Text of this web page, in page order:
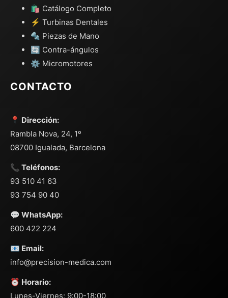
🛍️ Catálogo Completo
⚡ Turbinas Dentales
🔩 Piezas de Mano
🔄 Contra-ángulos
⚙️ Micromotores
CONTACTO
📍 Dirección:
Rambla Nova, 24, 1º
08700 Igualada, Barcelona
📞 Teléfonos:
93 510 41 63
93 754 90 40
💬 WhatsApp:
600 422 224
📧 Email:
info@precision-medica.com
⏰ Horario:
Lunes-Viernes: 9:00-18:00